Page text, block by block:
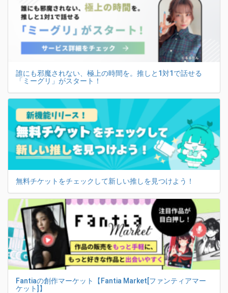
誰にも邪魔されない、極上の時間を。推しと1対1で話せる
「ミーグリ」がスタート！
無料チケットをチェックして新しい推しを見つけよう！
Fantiaの創作マーケット【Fantia Market[ファンティアマー
ケット]】